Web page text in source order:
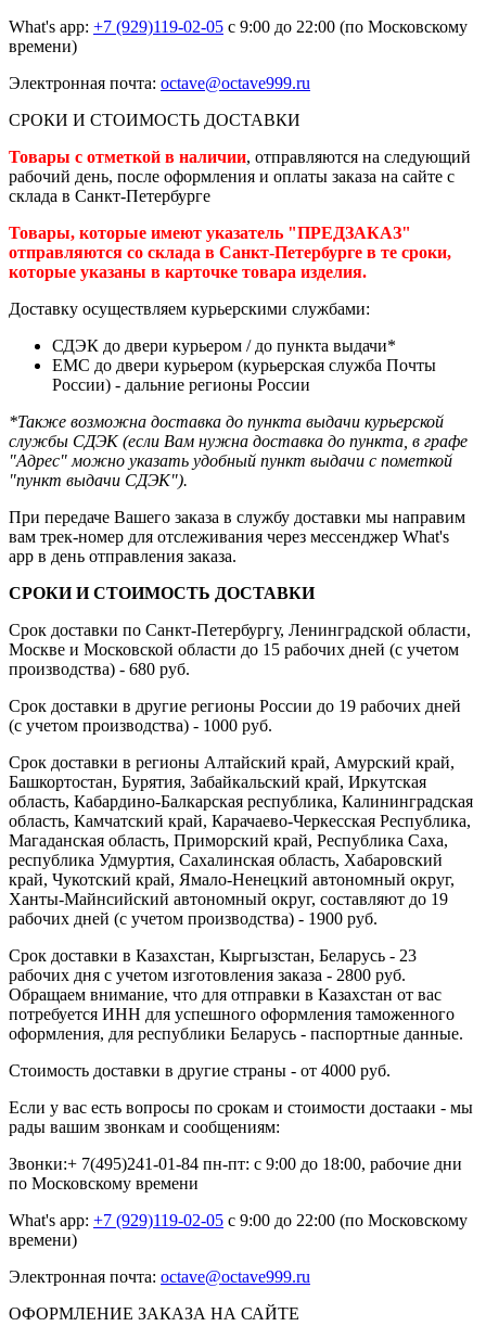
What's app: +7 (929)119-02-05 с 9:00 до 22:00 (по Московскому
времени)
Электронная почта: octave@octave999.ru
СРОКИ И СТОИМОСТЬ ДОСТАВКИ
Товары с отметкой в наличии, отправляются на следующий
рабочий день, после оформления и оплаты заказа на сайте с
склада в Санкт-Петербурге
Товары, которые имеют указатель "ПРЕДЗАКАЗ"
отправляются со склада в Санкт-Петербурге в те сроки,
которые указаны в карточке товара изделия.
Доставку осуществляем курьерскими службами:
СДЭК до двери курьером / до пункта выдачи*
ЕМС до двери курьером (курьерская служба Почты
России) - дальние регионы России
*Также возможна доставка до пункта выдачи курьерской
службы СДЭК (если Вам нужна доставка до пункта, в графе
"Адрес" можно указать удобный пункт выдачи с пометкой
"пункт выдачи СДЭК").
При передаче Вашего заказа в службу доставки мы направим
вам трек-номер для отслеживания через мессенджер What's
app в день отправления заказа.
СРОКИ И СТОИМОСТЬ ДОСТАВКИ
Срок доставки по Санкт-Петербургу, Ленинградской области,
Москве и Московской области до 15 рабочих дней (с учетом
производства) - 680 руб.
Срок доставки в другие регионы России до 19 рабочих дней
(с учетом производства) - 1000 руб.
Срок доставки в регионы Алтайский край, Амурский край,
Башкортостан, Бурятия, Забайкальский край, Иркутская
область, Кабардино-Балкарская республика, Калининградская
область, Камчатский край, Карачаево-Черкесская Республика,
Магаданская область, Приморский край, Республика Саха,
республика Удмуртия, Сахалинская область, Хабаровский
край, Чукотский край, Ямало-Ненецкий автономный округ,
Ханты-Майнсийский автономный округ, составляют до 19
рабочих дней (с учетом производства) - 1900 руб.
Срок доставки в Казахстан, Кыргызстан, Беларусь - 23
рабочих дня с учетом изготовления заказа - 2800 руб.
Обращаем внимание, что для отправки в Казахстан от вас
потребуется ИНН для успешного оформления таможенного
оформления, для республики Беларусь - паспортные данные.
Стоимость доставки в другие страны - от 4000 руб.
Если у вас есть вопросы по срокам и стоимости достааки - мы
рады вашим звонкам и сообщениям:
Звонки:+ 7(495)241-01-84 пн-пт: с 9:00 до 18:00, рабочие дни
по Московскому времени
What's app: +7 (929)119-02-05 с 9:00 до 22:00 (по Московскому
времени)
Электронная почта: octave@octave999.ru
ОФОРМЛЕНИЕ ЗАКАЗА НА САЙТЕ